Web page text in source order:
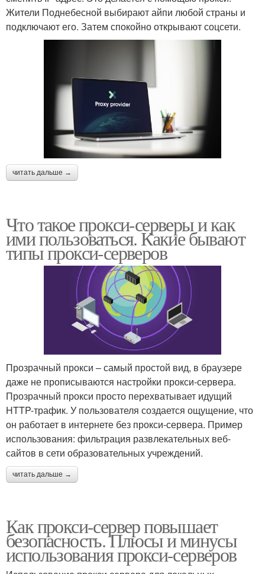
Жители Поднебесной выбирают айпи любой страны и
подключают его. Затем спокойно открывают соцсети.
читать дальше →
Что такое прокси-серверы и как
ими пользоваться. Какие бывают
типы прокси-серверов
Прозрачный прокси – самый простой вид, в браузере
даже не прописываются настройки прокси-сервера.
Прозрачный прокси просто перехватывает идущий
HTTP-трафик. У пользователя создается ощущение, что
он работает в интернете без прокси-сервера. Пример
использования: фильтрация развлекательных веб-
сайтов в сети образовательных учреждений.
читать дальше →
Как прокси-сервер повышает
безопасность. Плюсы и минусы
использования прокси-серверов